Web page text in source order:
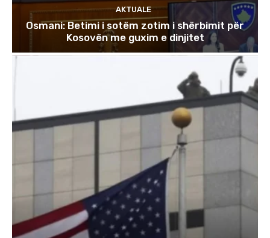
AKTUALE
Osmani: Betimi i sotëm zotim i shërbimit për
Kosovën me guxim e dinjitet